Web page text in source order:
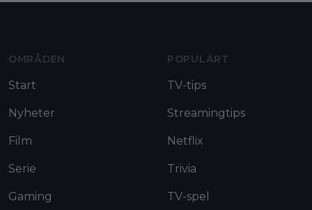
OMRÅDEN
Start
Nyheter
Film
Serie
Gaming
POPULÄRT
TV-tips
Streamingtips
Netflix
Trivia
TV-spel